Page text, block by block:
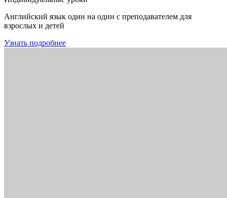
Английский язык один на один с преподавателем для
взрослых и детей
Узнать подробнее